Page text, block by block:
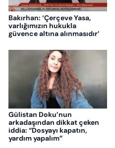
Bakırhan: ‘Çerçeve Yasa,
varlığımızın hukukla
güvence altına alınmasıdır’
Gülistan Doku’nun
arkadaşından dikkat çeken
iddia: “Dosyayı kapatın,
yardım yapalım”